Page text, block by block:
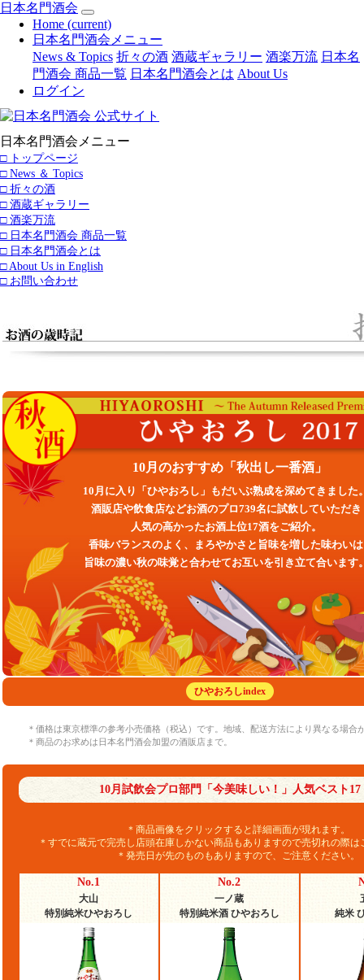
日本名門酒会
Home (current)
日本名門酒会メニュー
News & Topics 折々の酒 酒蔵ギャラリー 酒楽万流 日本名
門酒会 商品一覧 日本名門酒会とは About Us
ログイン
日本名門酒会メニュー
□ トップページ
□ News ＆ Topics
□ 折々の酒
□ 酒蔵ギャラリー
□ 酒楽万流
□ 日本名門酒会 商品一覧
□ 日本名門酒会とは
□ About Us in English
□ お問い合わせ
10月のおすすめ「秋出し一番酒」
10月に入り「ひやおろし」もだいぶ熟成を深めてきました
酒販店や飲食店などお酒のプロ739名に試飲していただき
人気の高かったお酒上位17酒をご紹介。
香味バランスのよく、まろやかさと旨味を増した味わいは
旨味の濃い秋の味覚と合わせてお互いを引き立て合います
ひやおろしindex
＊価格は東京標準の参考小売価格（税込）です。地域、配送方法により異なる場合
＊商品のお求めは日本名門酒会加盟の酒販店まで。
10月試飲会プロ部門「今美味しい！」人気ベスト17
＊商品画像をクリックすると詳細画面が現れます。
＊すでに蔵元で完売し店頭在庫しかない商品もありますので売切れの際は
＊発売日が先のものもありますので、ご注意ください。
No.1
大山
特別純米ひやおろし
No.2
一ノ蔵
特別純米酒 ひやおろし
純米